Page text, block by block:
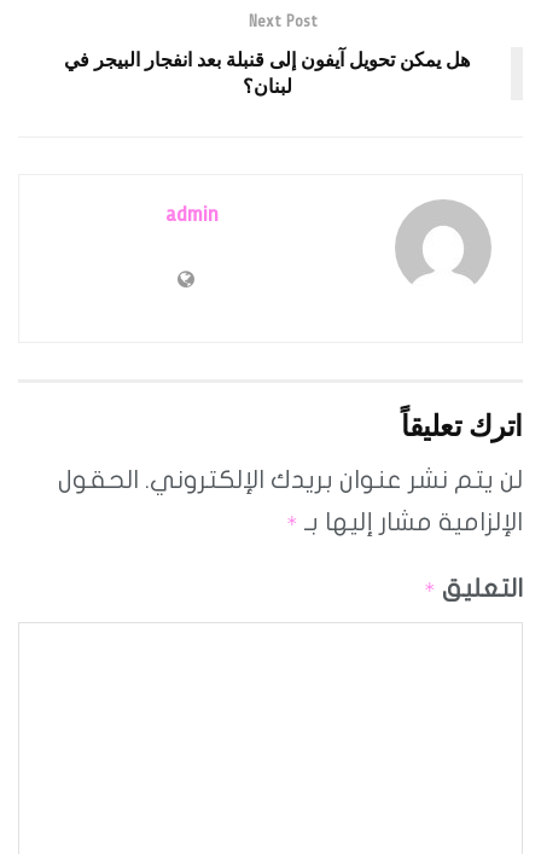
Next Post
هل يمكن تحويل آيفون إلى قنبلة بعد انفجار البيجر في
لبنان؟
admin
اترك تعليقاً
لن يتم نشر عنوان بريدك الإلكتروني. الحقول
الإلزامية مشار إليها بـ *
التعليق *